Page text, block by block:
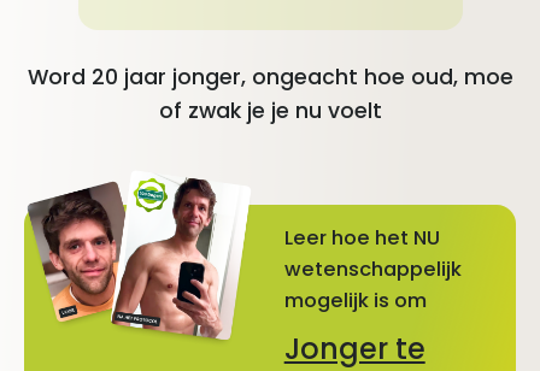
Word 20 jaar jonger, ongeacht hoe oud, moe
of zwak je je nu voelt
Leer hoe het NU
wetenschappelijk
mogelijk is om
Jonger te